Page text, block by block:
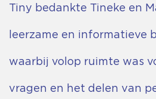
Tiny bedankte Tineke en
leerzame en informatieve
waarbij volop ruimte was
vragen en het delen van